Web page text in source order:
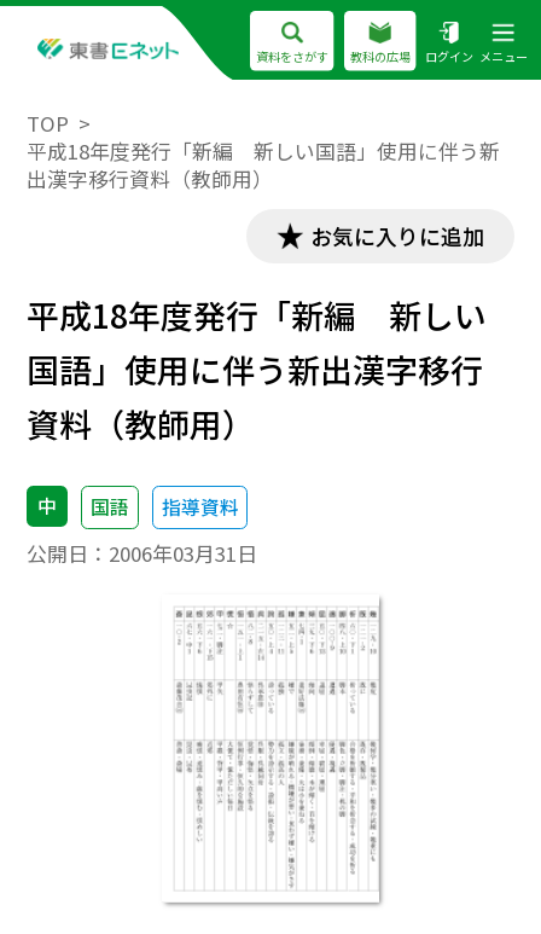
資料をさがす 教科の広場 ログイン メニュー
TOP
平成18年度発行「新編 新しい国語」使用に伴う新
出漢字移行資料（教師用）
お気に入りに追加
平成18年度発行「新編 新しい
国語」使用に伴う新出漢字移行
資料（教師用）
中 国語 指導資料
公開日： 2006年03月31日